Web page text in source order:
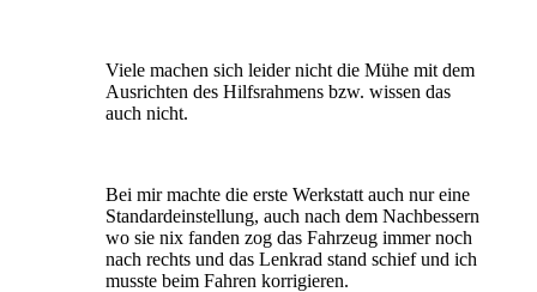
Viele machen sich leider nicht die Mühe mit dem
Ausrichten des Hilfsrahmens bzw. wissen das
auch nicht.
Bei mir machte die erste Werkstatt auch nur eine
Standardeinstellung, auch nach dem Nachbessern
wo sie nix fanden zog das Fahrzeug immer noch
nach rechts und das Lenkrad stand schief und ich
musste beim Fahren korrigieren.